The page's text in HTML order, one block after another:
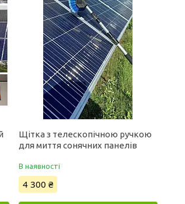
Щітка з телескопічною ручкою
для миття сонячних панелів
В наявності
4 300 ₴